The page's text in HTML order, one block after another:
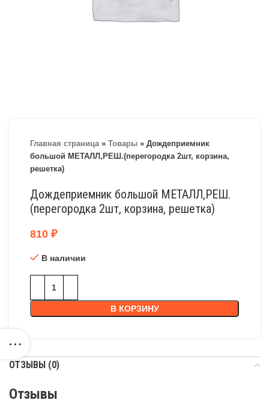
Главная страница» Товары » Дождеприемник
большой МЕТАЛЛ,РЕШ.(перегородка 2шт, корзина,
решетка)
Дождеприемник большой МЕТАЛЛ,РЕШ.
(перегородка 2шт, корзина, решетка)
810 ₽
В наличии
В КОРЗИНУ
ОТЗЫВЫ (0)
Отзывы